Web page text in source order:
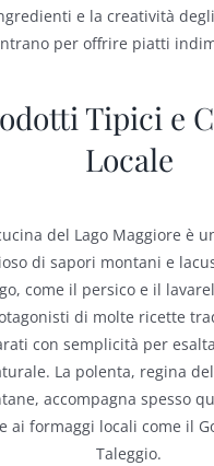
e la creatività
per offrire piatti
Tipici e
Locale
del Lago Maggiore è
di sapori montani e
come il persico e il
di molte ricette
con semplicità per
La polenta, regina
accompagna spesso
ai formaggi locali come il
Taleggio.